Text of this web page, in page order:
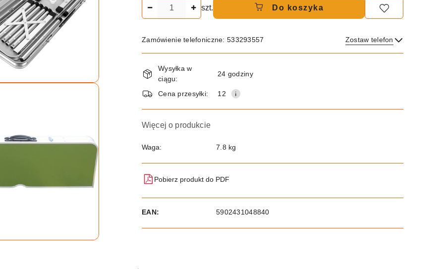
szt. Do koszyka
Zamówienie telefoniczne: 533293557 Zostaw telefon
Wyślij
Dostępność
i
dostawa
Wysyłka w
ciągu:
24 godziny
Cena przesyłki: 12
Więcej o produkcie
Waga: 7.8 kg
Pobierz produkt do PDF
EAN: 5902431048840